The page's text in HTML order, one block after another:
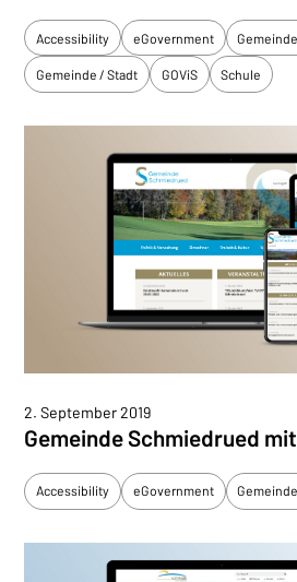
Accessibility eGovernment
Gemeinde / Stadt GOViS Schule
Gemeinde Schmiedrued
2. September 2019
Accessibility eGovernment